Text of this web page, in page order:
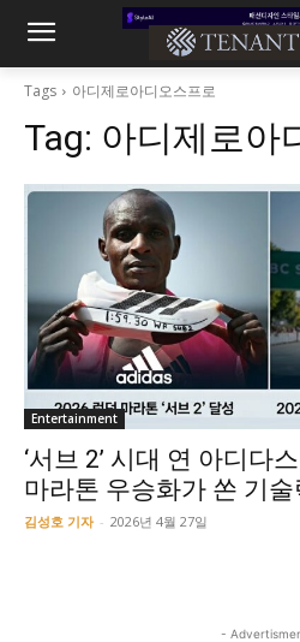
Tags 아디제로아디오스프로
Tag: 아디제로아
Entertainment
‘서브 2’ 시대 연 아디다
마라톤 우승화가 쏜 기술
김성호 기자 - 2026년 4월 27일
-